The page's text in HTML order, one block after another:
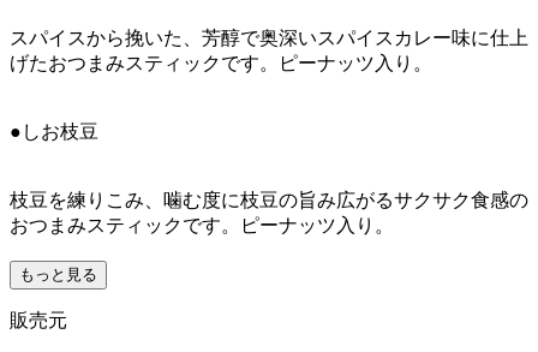
スパイスから挽いた、芳醇で奥深いスパイスカレー味に仕上
げたおつまみスティックです。ピーナッツ入り。
●しお枝豆
枝豆を練りこみ、噛む度に枝豆の旨み広がるサクサク食感の
おつまみスティックです。ピーナッツ入り。
もっと見る
販売元